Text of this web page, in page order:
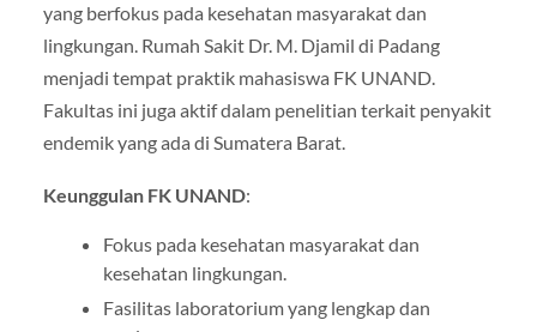
yang berfokus pada kesehatan masyarakat dan
lingkungan. Rumah Sakit Dr. M. Djamil di Padang
menjadi tempat praktik mahasiswa FK UNAND.
Fakultas ini juga aktif dalam penelitian terkait penyakit
endemik yang ada di Sumatera Barat.
Keunggulan FK UNAND:
Fokus pada kesehatan masyarakat dan
kesehatan lingkungan.
Fasilitas laboratorium yang lengkap dan